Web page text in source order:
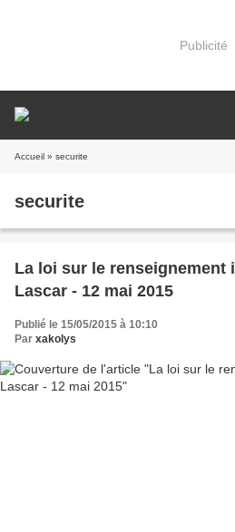
Publicité
Accueil » securite
securite
La loi sur le renseignement
Lascar - 12 mai 2015
Publié le 15/05/2015 à 10:10
Par xakolys